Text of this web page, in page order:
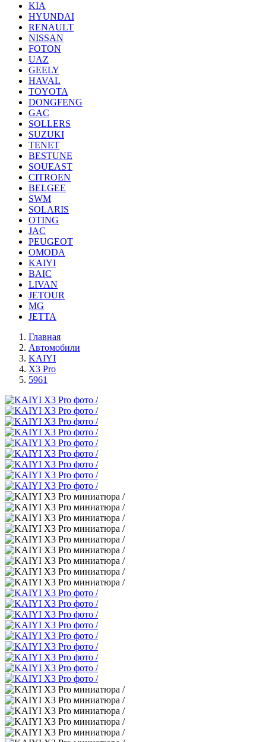
KIA
HYUNDAI
RENAULT
NISSAN
FOTON
UAZ
GEELY
HAVAL
TOYOTA
DONGFENG
GAC
SOLLERS
SUZUKI
TENET
BESTUNE
SOUEAST
CITROEN
BELGEE
SWM
SOLARIS
OTING
JAC
PEUGEOT
OMODA
KAIYI
BAIC
LIVAN
JETOUR
MG
JETTA
Главная
Автомобили
KAIYI
X3 Pro
5961